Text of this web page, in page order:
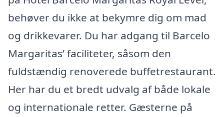
behøver du ikke at bekymre dig om mad
og drikkevarer. Du har adgang til Barcelo
Margaritas’ faciliteter, såsom den
fuldstændig renoverede buffetrestaurant.
Her har du et bredt udvalg af både lokale
og internationale retter. Gæsterne på